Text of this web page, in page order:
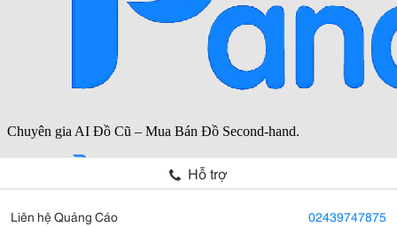
Hỗ trợ
Liên hệ Quảng Cáo 02439747875